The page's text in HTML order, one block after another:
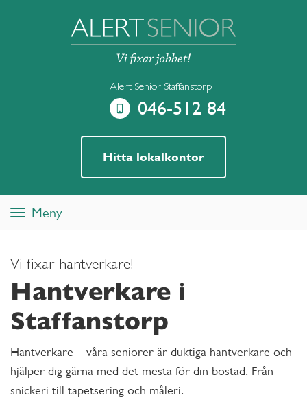
Alert Senior Staffanstorp
046-512 84
Hitta lokalkontor
ToggleMeny
Vi fixar hantverkare!
Hantverkare i
Staffanstorp
Hantverkare – våra seniorer är duktiga hantverkare och
hjälper dig gärna med det mesta för din bostad. Från
snickeri till tapetsering och måleri.